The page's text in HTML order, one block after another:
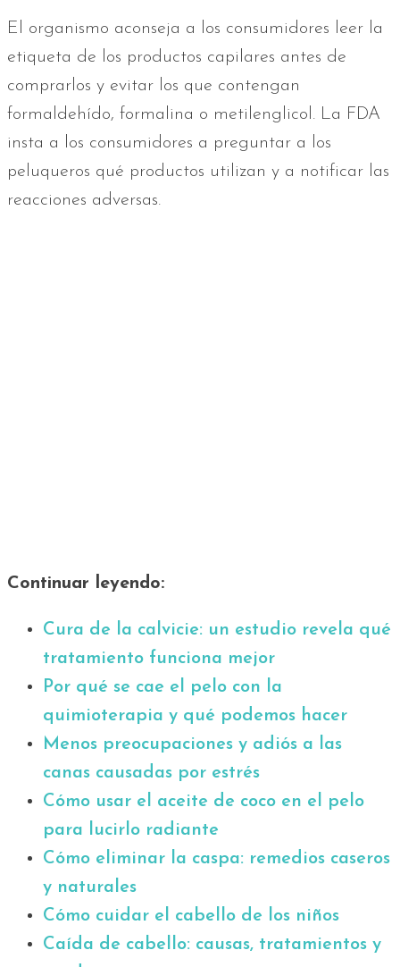
El organismo aconseja a los consumidores leer la
etiqueta de los productos capilares antes de
comprarlos y evitar los que contengan
formaldehído, formalina o metilenglicol. La FDA
insta a los consumidores a preguntar a los
peluqueros qué productos utilizan y a notificar las
reacciones adversas.
Continuar leyendo:
Cura de la calvicie: un estudio revela qué
tratamiento funciona mejor
Por qué se cae el pelo con la
quimioterapia y qué podemos hacer
Menos preocupaciones y adiós a las
canas causadas por estrés
Cómo usar el aceite de coco en el pelo
para lucirlo radiante
Cómo eliminar la caspa: remedios caseros
y naturales
Cómo cuidar el cabello de los niños
Caída de cabello: causas, tratamientos y